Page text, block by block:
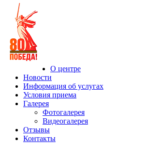
О центре
Новости
Информация об услугах
Условия приема
Галерея
Фотогалерея
Видеогалерея
Отзывы
Контакты